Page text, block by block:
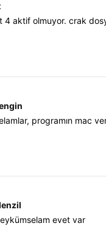
4 aktif olmuyor. crak
programın mac
evet var